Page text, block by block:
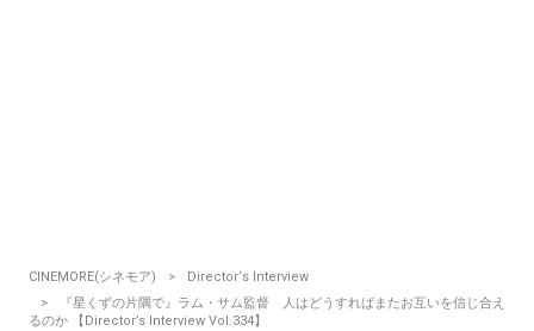
CINEMORE(シネモア)
Director‘s Interview
『星くずの片隅で』ラム・サム監督 人はどうすればまたお互いを信じ合え
るのか 【Director’s Interview Vol.334】